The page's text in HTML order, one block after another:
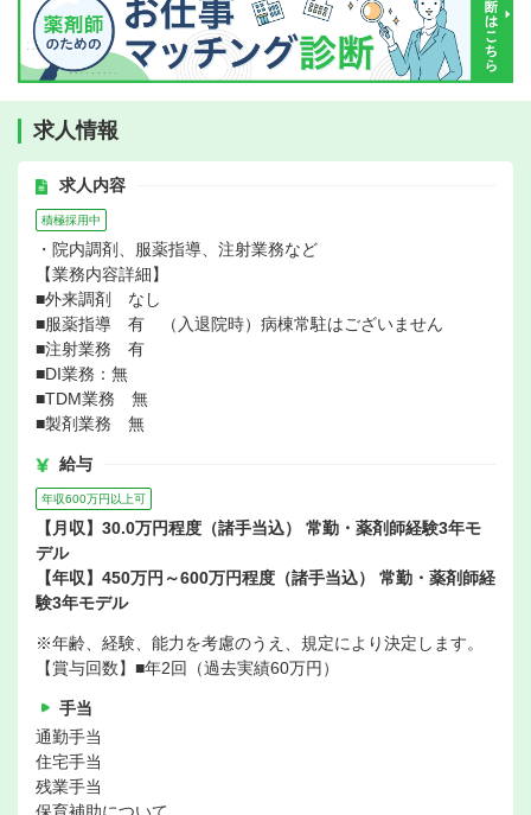
求人情報
求人内容
積極採用中
・院内調剤、服薬指導、注射業務など
【業務内容詳細】
■外来調剤 なし
■服薬指導 有 （入退院時）病棟常駐はございません
■注射業務 有
■DI業務：無
■TDM業務 無
■製剤業務 無
給与
年収600万円以上可
【月収】30.0万円程度（諸手当込） 常勤・薬剤師経験3年モ
デル
【年収】450万円～600万円程度（諸手当込） 常勤・薬剤師経
験3年モデル
※年齢、経験、能力を考慮のうえ、規定により決定します。
【賞与回数】■年2回（過去実績60万円）
手当
通勤手当
住宅手当
残業手当